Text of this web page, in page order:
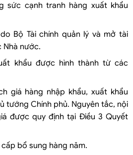
sức cạnh tranh hàng xuất khẩu
Bộ Tài chính quản lý và mở tài
Nhà nước.
khẩu được hình thành từ các
giá hàng nhập khẩu, xuất khẩu
tướng Chính phủ. Nguyên tắc, nội
được quy định tại Điều 3 Quyết
bổ sung hàng năm.